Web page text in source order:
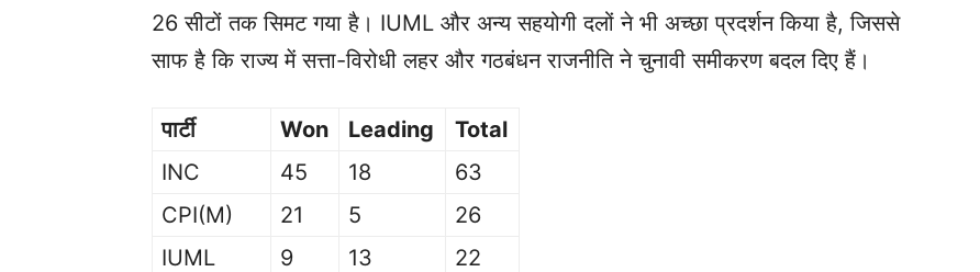
26 सीटों तक सिमट गया है। IUML और अन्य सहयोगी दलों ने भी अच्छा प्रदर्शन किया है, जिससे
साफ है कि राज्य में सत्ता-विरोधी लहर और गठबंधन राजनीति ने चुनावी समीकरण बदल दिए हैं।
पार्टी Won Leading
Total
INC
45 18
63
CPI(M)
21 5
26
IUML
9 13
22